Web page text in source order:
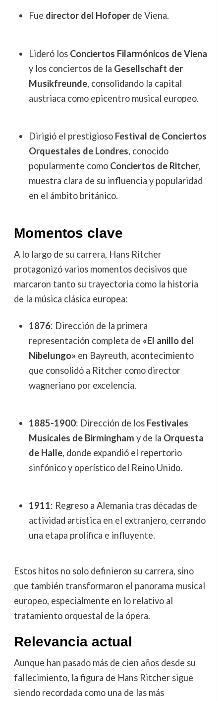
Fue director del Hofoperde Viena.
Lideró los Conciertos Filarmónicos de Viena
y los conciertos de la Gesellschaft der
Musikfreunde, consolidando la capital
austriaca como epicentro musical europeo.
Dirigió el prestigioso Festival de Conciertos
Orquestales de Londres, conocido
popularmente como Conciertos de Ritcher,
muestra clara de su influencia y popularidad
en el ámbito británico.
Momentos clave
A lo largo de su carrera, Hans Ritcher
protagonizó varios momentos decisivos que
marcaron tanto su trayectoria como la historia
de la música clásica europea:
1876: Dirección de la primera
representación completa de «El anillo del
Nibelungo» en Bayreuth, acontecimiento
que consolidó a Ritcher como director
wagneriano por excelencia.
1885-1900: Dirección de los Festivales
Musicales de Birmingham y de la Orquesta
de Halle, donde expandió el repertorio
sinfónico y operístico del Reino Unido.
1911: Regreso a Alemania tras décadas de
actividad artística en el extranjero, cerrando
una etapa prolífica e influyente.
Estos hitos no solo definieron su carrera, sino
que también transformaron el panorama musical
europeo, especialmente en lo relativo al
tratamiento orquestal de la ópera.
Relevancia actual
Aunque han pasado más de cien años desde su
fallecimiento, la figura de Hans Ritcher sigue
siendo recordada como una de las más